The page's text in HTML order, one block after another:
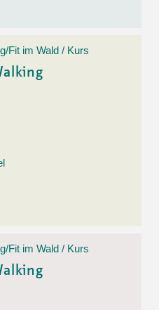
Fit im Wald / Kurs
Fit im Wald / Kurs